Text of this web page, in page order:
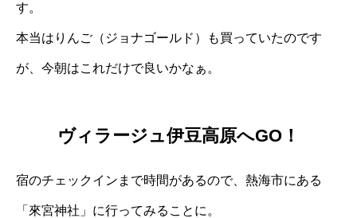
す。
本当はりんご（ジョナゴールド）も買っていたのです
が、今朝はこれだけで良いかなぁ。
ヴィラージュ伊豆高原へGO！
宿のチェックインまで時間があるので、熱海市にある
「來宮神社」に行ってみることに。